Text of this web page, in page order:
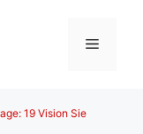
Menü
19 Vision Sie